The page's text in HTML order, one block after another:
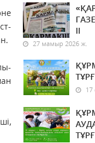
ІI
27 мамыр 2026 ж.
17